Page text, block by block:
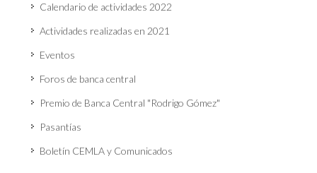
Calendario de actividades 2022
Actividades realizadas en 2021
Eventos
Foros de banca central
Premio de Banca Central "Rodrigo Gómez"
Pasantías
Boletín CEMLA y Comunicados